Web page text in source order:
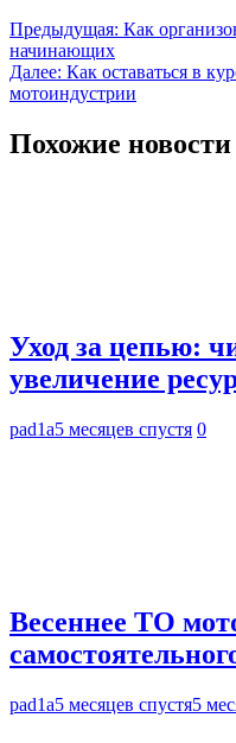
Навигация
по
записям
Предыдущая: Как
начинающих
Далее: Как оставаться в
мотоиндустрии
Похожие новости
Уход за цепью:
увеличение
pad1a5 месяцев спустя 0
Весеннее ТО
pad1a5 месяцев спустя5